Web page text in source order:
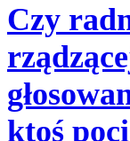
Czy
ktoś